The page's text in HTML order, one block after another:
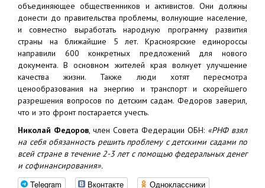
объединяющее общественников и активистов. Они должны
донести до правительства проблемы, волнующие население,
и совместно выработать народную программу развития
страны на ближайшие 5 лет. Красноярские единороссы
направили 600 конкретных предложений для нового
документа. В основном жителей края волнует улучшение
качества жизни. Также люди хотят пересмотра
ценообразования на энергию и транспорт и скорейшего
разрешения вопросов по детским садам. Федоров заверил,
что и это фронт постарается учесть.
Николай Федоров, член Совета Федерации ОБН: «РНФ взял
на себя обязанность решить проблему с детскими садами по
всей стране в течение 2-3 лет с помощью федеральных денег
и софинансирования».
Telegram Вконтакте Одноклассники